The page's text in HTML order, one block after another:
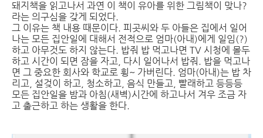
돼지책을 읽고나서 과연 이 책이 유아를 위한 그림책이 맞나?
라는 의구심을 갖게 되었다.
그 이유는 책 내용 때문이다. 피곳씨와 두 아들은 집에서 일어
나는 모든 집안일에 대해서 전적으로 엄마(아내)에게 일임(?)
하고 아무것도 하지 않는다. 밥줘 밥 먹고나면 TV 시청에 몰두
하고 시간이 되면 잠을 자고, 다시 일어나서 밥줘. 밥을 먹고나
면 그 중요한 회사와 학교로 휭~ 가버린다. 엄마(아내)는 밥 차
리고, 설겆이 하고, 청소하고, 음식 만들고, 빨래하고 등등등
모든 집안일을 밤과 아침(새벽)시간에 하고나서 겨우 조금 자
고 출근하고 하는 생활을 한다.